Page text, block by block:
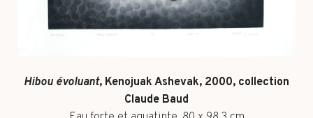
Hibou évoluant, Kenojuak Ashevak, 2000, collection
Claude Baud